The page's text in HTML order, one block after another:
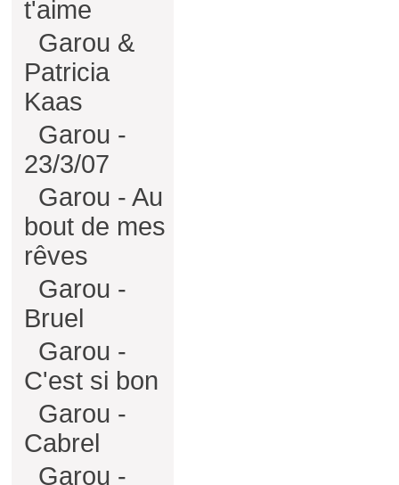
t'aime
Garou &
Patricia
Kaas
Garou -
23/3/07
Garou - Au
bout de mes
rêves
Garou -
Bruel
Garou -
C'est si bon
Garou -
Cabrel
Garou -